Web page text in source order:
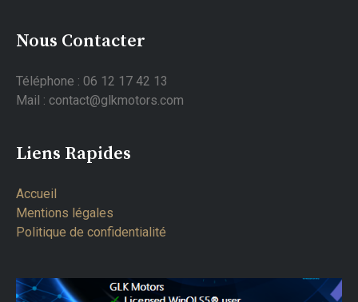
Nous Contacter
Téléphone : 06 12 17 42 13
Mail : contact@glkmotors.com
Liens Rapides
Accueil
Mentions légales
Politique de confidentialité